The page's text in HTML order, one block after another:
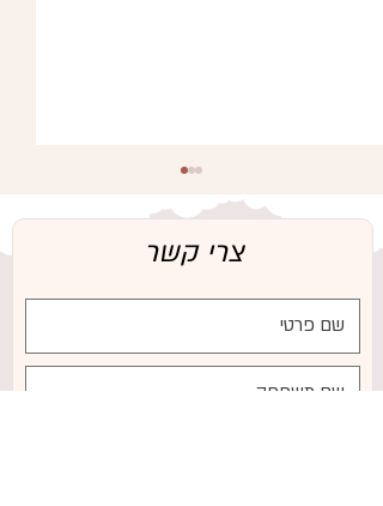
שימוש במוצץ בתקופת ההנקה:
איך לעשות זאת נכון ואיך למנוע
צרי קשר